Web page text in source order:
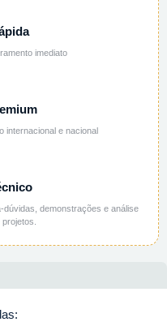
imediato
internacional e nacional
demonstrações e análise